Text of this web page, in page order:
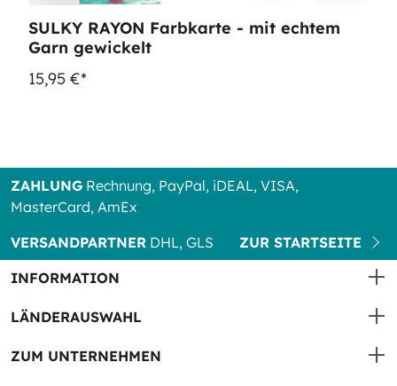
SULKY RAYON Farbkarte - mit echtem
Garn gewickelt
15,95 €*
ZAHLUNG Rechnung, PayPal, iDEAL, VISA,
MasterCard, AmEx
VERSANDPARTNER DHL, GLS
ZUR STARTSEITE
INFORMATION
LÄNDERAUSWAHL
ZUM UNTERNEHMEN